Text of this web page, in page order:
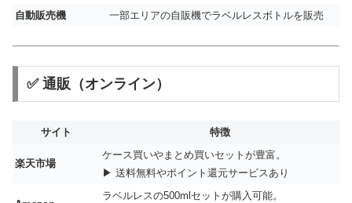
自動販売機
一部エリアの自販機でラベルレスボトルを販売
✅ 通販（オンライン）
サイト 特徴
楽天市場
ケース買いやまとめ買いセットが豊富。
▶ 送料無料やポイント還元サービスあり
ラベルレスの500mlセットが購入可能。